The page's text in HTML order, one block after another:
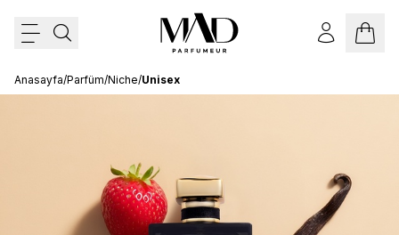
Anasayfa/Parfüm/Niche/Unisex